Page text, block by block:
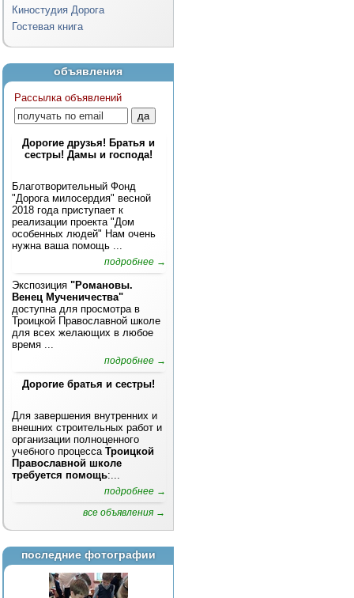
Киностудия Дорога
Гостевая книга
объявления
Рассылка объявлений
Дорогие друзья! Братья и
сестры! Дамы и господа!
Благотворительный Фонд
"Дорога милосердия" весной
2018 года приступает к
реализации проекта "Дом
особенных людей" Нам очень
нужна ваша помощь ...
подробнее →
Экспозиция "Романовы.
Венец Мученичества"
доступна для просмотра в
Троицкой Православной школе
для всех желающих в любое
время ...
подробнее →
Дорогие братья и сестры!
Для завершения внутренних и
внешних строительных работ и
организации полноценного
учебного процесса Троицкой
Православной школе
требуется помощь:...
подробнее →
все объявления →
последние фотографии